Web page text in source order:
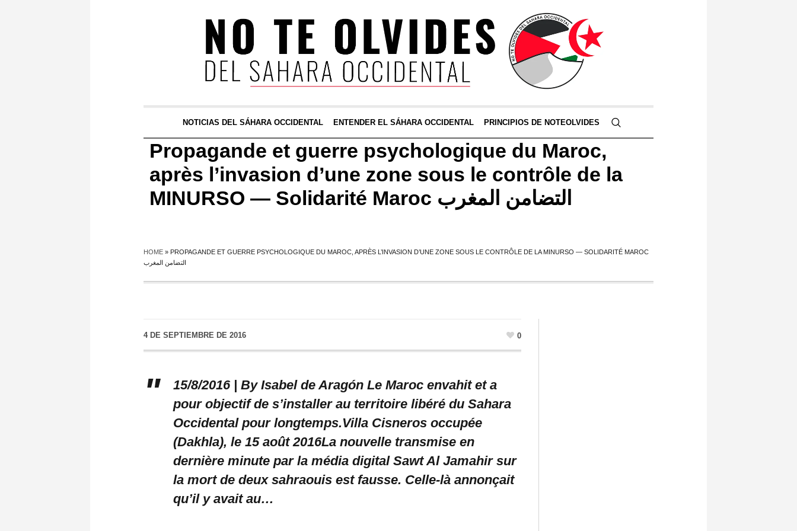
NOTICIAS DEL SÁHARA OCCIDENTAL ENTENDER EL SÁHARA OCCIDENTAL PRINCIPIOS DE NOTEOLVIDES
Propagande et guerre psychologique du Maroc,
après l’invasion d’une zone sous le contrôle de la
MINURSO — Solidarité Maroc التضامن المغرب
HOME » PROPAGANDE ET GUERRE PSYCHOLOGIQUE DU MAROC, APRÈS L’INVASION D’UNE ZONE SOUS LE CONTRÔLE DE LA MINURSO — SOLIDARITÉ MAROC
التضامن المغرب
4 DE SEPTIEMBRE DE 2016 0
15/8/2016 | By Isabel de Aragón Le Maroc envahit et a
pour objectif de s’installer au territoire libéré du Sahara
Occidental pour longtemps.Villa Cisneros occupée
(Dakhla), le 15 août 2016La nouvelle transmise en
dernière minute par la média digital Sawt Al Jamahir sur
la mort de deux sahraouis est fausse. Celle-là annonçait
qu’il y avait au…